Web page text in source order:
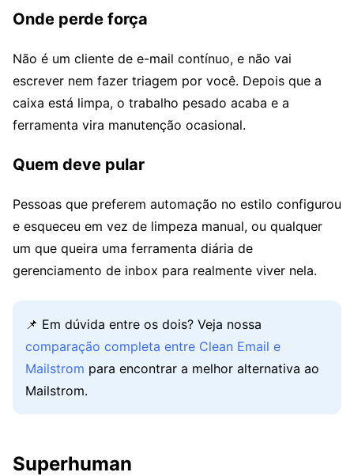
Onde perde força
Não é um cliente de e-mail contínuo, e não vai
escrever nem fazer triagem por você. Depois que a
caixa está limpa, o trabalho pesado acaba e a
ferramenta vira manutenção ocasional.
Quem deve pular
Pessoas que preferem automação no estilo configurou
e esqueceu em vez de limpeza manual, ou qualquer
um que queira uma ferramenta diária de
gerenciamento de inbox para realmente viver nela.
📌 Em dúvida entre os dois? Veja nossa
comparação completa entre Clean Email e
Mailstrom para encontrar a melhor alternativa ao
Mailstrom.
Superhuman